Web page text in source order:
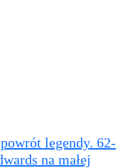
legendy. 62-
na małej